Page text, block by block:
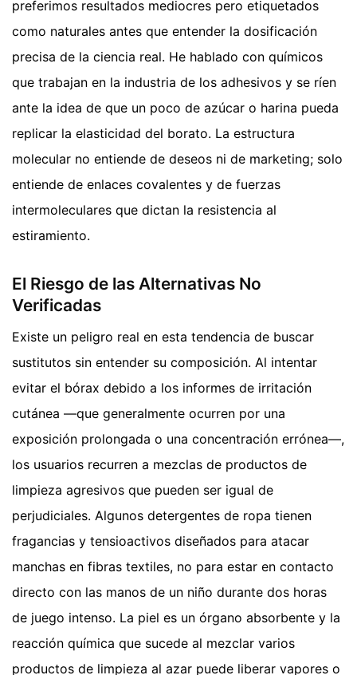
preferimos resultados mediocres pero etiquetados
como naturales antes que entender la dosificación
precisa de la ciencia real. He hablado con químicos
que trabajan en la industria de los adhesivos y se ríen
ante la idea de que un poco de azúcar o harina pueda
replicar la elasticidad del borato. La estructura
molecular no entiende de deseos ni de marketing; solo
entiende de enlaces covalentes y de fuerzas
intermoleculares que dictan la resistencia al
estiramiento.
El Riesgo de las Alternativas No
Verificadas
Existe un peligro real en esta tendencia de buscar
sustitutos sin entender su composición. Al intentar
evitar el bórax debido a los informes de irritación
cutánea —que generalmente ocurren por una
exposición prolongada o una concentración errónea—,
los usuarios recurren a mezclas de productos de
limpieza agresivos que pueden ser igual de
perjudiciales. Algunos detergentes de ropa tienen
fragancias y tensioactivos diseñados para atacar
manchas en fibras textiles, no para estar en contacto
directo con las manos de un niño durante dos horas
de juego intenso. La piel es un órgano absorbente y la
reacción química que sucede al mezclar varios
productos de limpieza al azar puede liberar vapores o